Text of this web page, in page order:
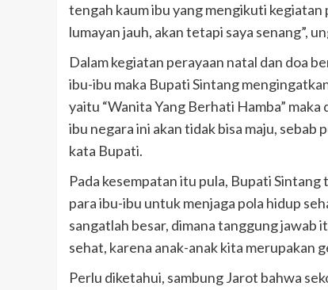
tengah kaum ibu yang mengikuti
lumayan jauh, akan tetapi saya senang”,
Dalam kegiatan perayaan natal dan doa
ibu-ibu maka Bupati Sintang
yaitu “Wanita Yang Berhati Hamba”
ibu negara ini akan tidak bisa maju, sebab
kata Bupati.
Pada kesempatan itu pula, Bupati
para ibu-ibu untuk menjaga pola hidup
sangatlah besar, dimana tanggung
sehat, karena anak-anak kita merupakan
Perlu diketahui, sambung Jarot bahwa